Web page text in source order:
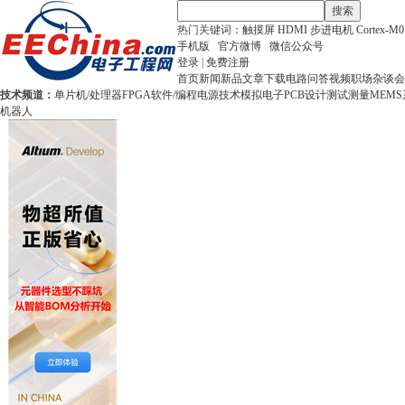
搜索
热门关键词： 触摸屏 HDMI 步进电机 Cortex-M0
手机版
官方微博
微信公众号
登录 免费注册
首页新闻新品文章下载电路问答视频职场杂谈
技术频道： 单片机/处理器FPGA软件/编程电源技术模拟电子PCB设计测试测量MEMS
机器人